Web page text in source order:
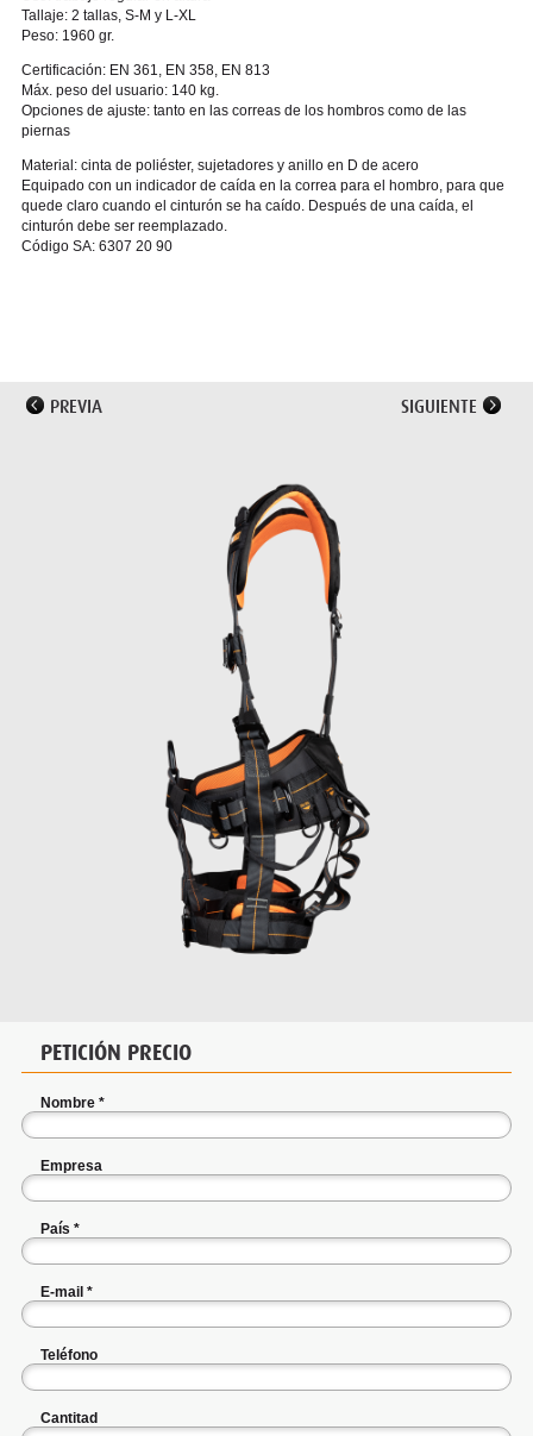
Tallaje: 2 tallas, S-M y L-XL
Peso: 1960 gr.
Certificación: EN 361, EN 358, EN 813
Máx. peso del usuario: 140 kg.
Opciones de ajuste: tanto en las correas de los hombros como de las
piernas
Material: cinta de poliéster, sujetadores y anillo en D de acero
Equipado con un indicador de caída en la correa para el hombro, para que
quede claro cuando el cinturón se ha caído. Después de una caída, el
cinturón debe ser reemplazado.
Código SA: 6307 20 90
PREVIA SIGUIENTE
PETICIÓN PRECIO
Nombre *
Empresa
País *
E-mail *
Teléfono
Cantitad